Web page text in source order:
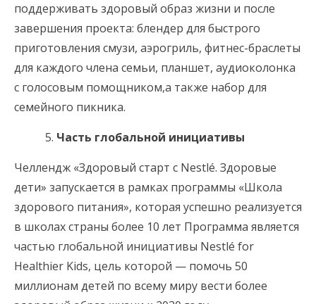
поддерживать здоровый образ жизни и после
завершения проекта: блендер для быстрого
приготовления смузи, аэрогриль, фитнес-браслеты
для каждого члена семьи, планшет, аудиоколонка
с голосовым помощником,а также набор для
семейного пикника.
Часть глобальной инициативы
Челлендж «Здоровый старт с Nestlé. Здоровые
дети» запускается в рамках программы «Школа
здорового питания», которая успешно реализуется
в школах страны более 10 лет Программа является
частью глобальной инициативы Nestlé for
Healthier Kids, цель которой — помочь 50
миллионам детей по всему миру вести более